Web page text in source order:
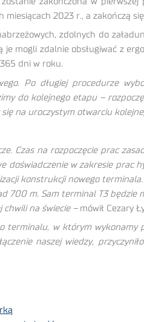
miesiącach 2023 r., a zakończą
zdolnych do
mogli zdalnie obsługiwać z
dni w roku.
Po długiej procedurze
do kolejnego etapu –
na uroczystym otwarciu
Czas na rozpoczęcie prac
doświadczenie w zakresie prac
konstrukcji nowego
700 m. Sam terminal T3
chwili na świecie –mówił Cezary
w którym wykonamy
naszej wiedzy,